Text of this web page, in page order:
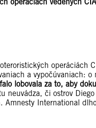
operáciách vedených CIA
operáciách
a vypočúvaniach: o
lobovala za to, aby
neuvádza, či ostrov
International